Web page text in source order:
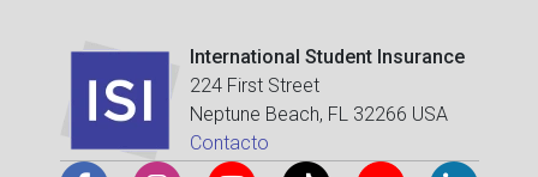
International Student Insurance
224 First Street
Neptune Beach, FL 32266 USA
Contacto